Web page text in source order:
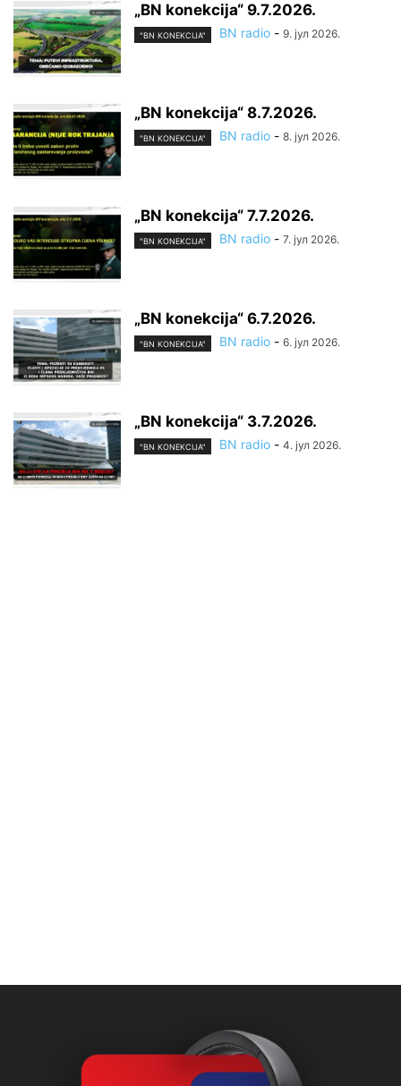
„BN konekcija“ 9.7.2026.
"BN KONEKCIJA" BN radio - 9. јул 2026.
„BN konekcija“ 8.7.2026.
"BN KONEKCIJA" BN radio - 8. јул 2026.
„BN konekcija“ 7.7.2026.
"BN KONEKCIJA" BN radio - 7. јул 2026.
„BN konekcija“ 6.7.2026.
"BN KONEKCIJA" BN radio - 6. јул 2026.
„BN konekcija“ 3.7.2026.
"BN KONEKCIJA" BN radio - 4. јул 2026.